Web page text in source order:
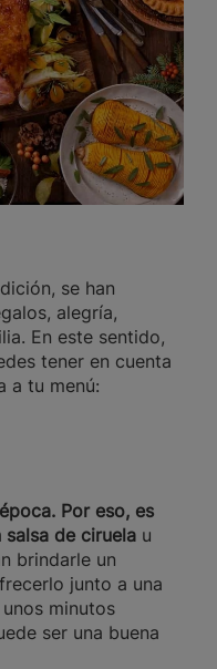
se han
alegría,
En este sentido,
tener en cuenta
a tu menú:
Por eso, es
de ciruela u
brindarle un
junto a una
minutos
ser una buena